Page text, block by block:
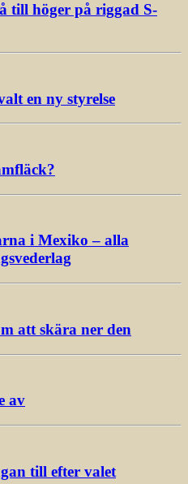
till höger på riggad S-
en ny styrelse
i Mexiko – alla
att skära ner den
av
till efter valet